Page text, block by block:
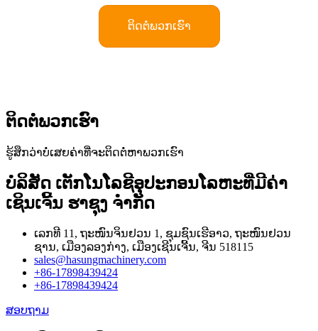
ຕິດຕໍ່ພວກເຮົາ
ຕິດຕໍ່ພວກເຮົາ
ຮູ້ສຶກວ່າບໍ່ເສຍຄ່າທີ່ຈະຕິດຕໍ່ຫາພວກເຮົາ
ບໍລິສັດ ເຕັກໂນໂລຊີອຸປະກອນໂລຫະທີ່ມີຄ່າ
ເຊິນເຈີ້ນ ຮາຊຸງ ຈຳກັດ
ເລກທີ 11, ຖະໜົນຈິນຢວນ 1, ຊຸມຊົນເຮີອາວ, ຖະໜົນຢວນ
ຊານ, ເມືອງລອງກ່າງ, ເມືອງເຊີນເຈີ້ນ, ຈີນ 518115
sales@hasungmachinery.com
+86-17898439424
+86-17898439424
ສອບຖາມ